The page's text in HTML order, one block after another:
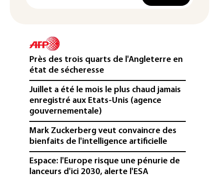
Près des trois quarts de l'Angleterre en
état de sécheresse
Juillet a été le mois le plus chaud jamais
enregistré aux Etats-Unis (agence
gouvernementale)
Mark Zuckerberg veut convaincre des
bienfaits de l'intelligence artificielle
Espace: l'Europe risque une pénurie de
lanceurs d'ici 2030, alerte l'ESA